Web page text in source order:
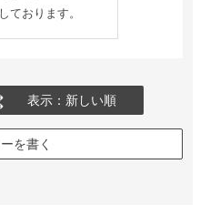
ております。
表示：新しい順
を書く